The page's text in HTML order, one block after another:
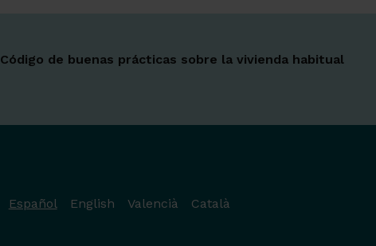
Código de buenas prácticas sobre la vivienda habitual
Español English Valencià Català